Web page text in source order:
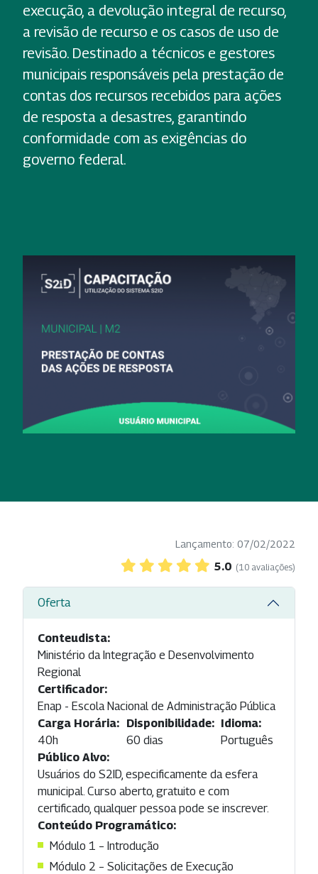
execução, a devolução integral de recurso,
a revisão de recurso e os casos de uso de
revisão. Destinado a técnicos e gestores
municipais responsáveis pela prestação de
contas dos recursos recebidos para ações
de resposta a desastres, garantindo
conformidade com as exigências do
governo federal.
Lançamento: 07/02/2022
5.0 (10 avaliações)
Oferta
Conteudista:
Ministério da Integração e Desenvolvimento
Regional
Certificador:
Enap - Escola Nacional de Administração Pública
Carga Horária:
40h
Disponibilidade:
60 dias
Idioma:
Português
Público Alvo:
Usuários do S2ID, especificamente da esfera
municipal. Curso aberto, gratuito e com
certificado, qualquer pessoa pode se inscrever.
Conteúdo Programático:
Módulo 1 – Introdução
Módulo 2 – Solicitações de Execução